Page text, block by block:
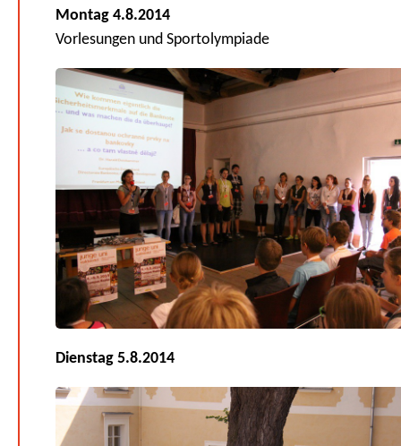
Montag 4.8.2014
Vorlesungen und Sportolympiade
Dienstag 5.8.2014